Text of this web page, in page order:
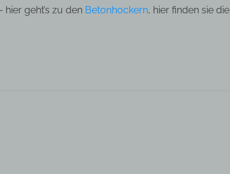
geht’s zu den Betonhockern, hier finden sie die